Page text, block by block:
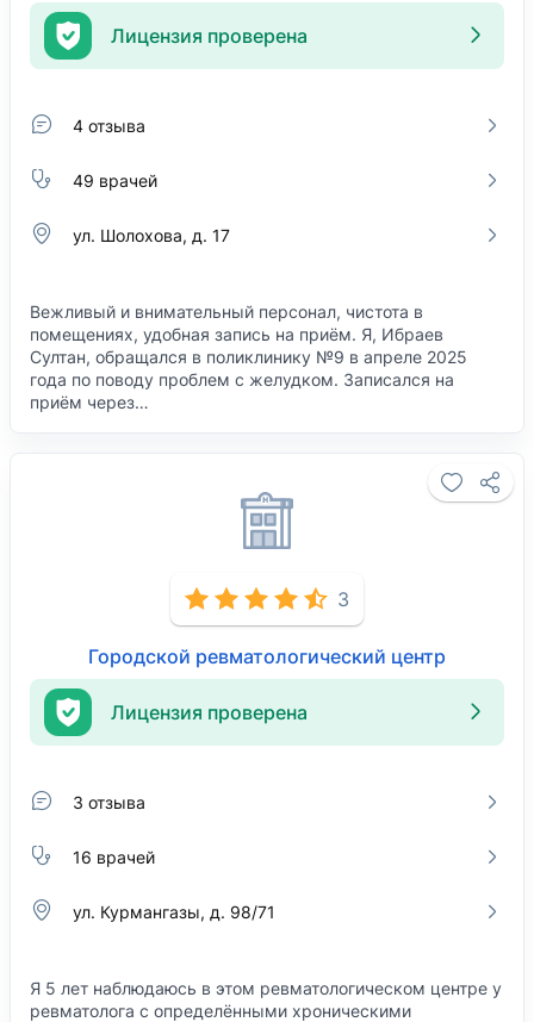
Лицензия проверена
4 отзыва
49 врачей
ул. Шолохова, д. 17
Вежливый и внимательный персонал, чистота в
помещениях, удобная запись на приём. Я, Ибраев
Султан, обращался в поликлинику №9 в апреле 2025
года по поводу проблем с желудком. Записался на
приём через…
3
Городской ревматологический центр
Лицензия проверена
3 отзыва
16 врачей
ул. Курмангазы, д. 98/71
Я 5 лет наблюдаюсь в этом ревматологическом центре у
ревматолога с определёнными хроническими